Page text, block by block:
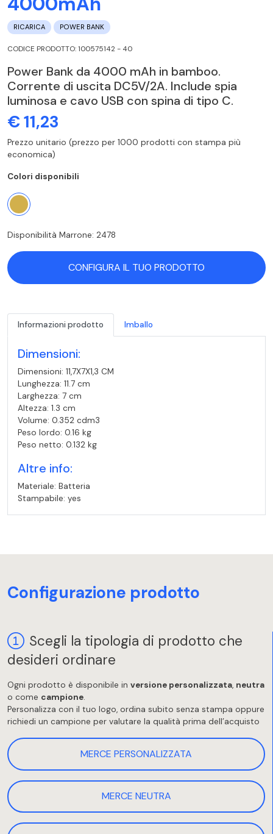
RICARICA POWER BANK
CODICE PRODOTTO: 100575142 - 40
Power Bank da 4000 mAh in bamboo.
Corrente di uscita DC5V/2A. Include spia
luminosa e cavo USB con spina di tipo C.
€ 11,23
Prezzo unitario (prezzo per 1000 prodotti con stampa più
economica)
Colori disponibili
Disponibilità Marrone: 2478
CONFIGURA IL TUO PRODOTTO
Informazioni prodotto Imballo
Dimensioni:
Dimensioni: 11,7X7X1,3 CM
Lunghezza: 11.7 cm
Larghezza: 7 cm
Altezza: 1.3 cm
Volume: 0.352 cdm3
Peso lordo: 0.16 kg
Peso netto: 0.132 kg
Altre info:
Materiale: Batteria
Stampabile: yes
Configurazione prodotto
Scegli la tipologia di prodotto che
desideri ordinare
Ogni prodotto è disponibile in versione personalizzata, neutra
o come campione.
Personalizza con il tuo logo, ordina subito senza stampa oppure
richiedi un campione per valutare la qualità prima dell’acquisto
MERCE PERSONALIZZATA
MERCE NEUTRA